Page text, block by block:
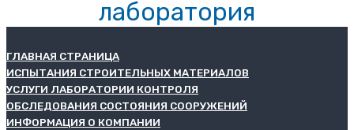
лаборатория
ГЛАВНАЯ СТРАНИЦА
ИСПЫТАНИЯ СТРОИТЕЛЬНЫХ МАТЕРИАЛОВ
УСЛУГИ ЛАБОРАТОРИИ КОНТРОЛЯ
ОБСЛЕДОВАНИЯ СОСТОЯНИЯ СООРУЖЕНИЙ
ИНФОРМАЦИЯ О КОМПАНИИ